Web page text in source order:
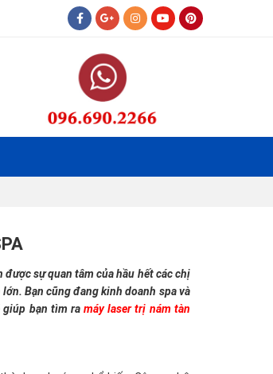
được sự quan tâm của hầu hết các chị
Bạn cũng đang kinh doanh spa và
giúp bạn tìm ramáy laser trị nám tàn